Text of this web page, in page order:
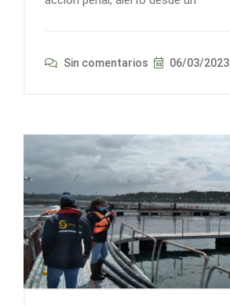
Sin comentarios 06/03/2023